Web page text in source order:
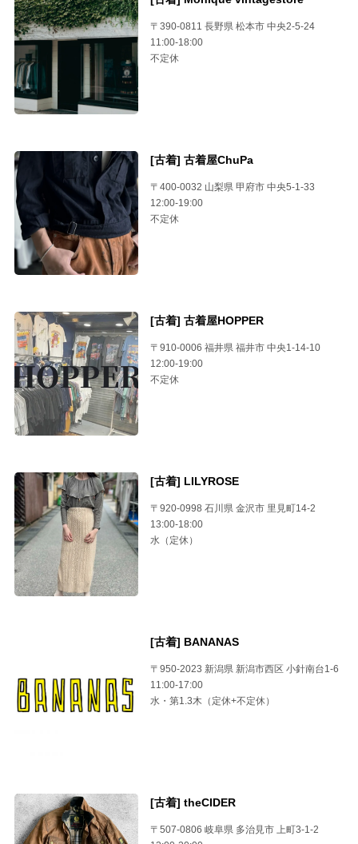
〒390-0811 長野県 松本市 中央2-5-24
11:00-18:00
不定休
[古着] 古着屋ChuPa
〒400-0032 山梨県 甲府市 中央5-1-33
12:00-19:00
不定休
[古着] 古着屋HOPPER
〒910-0006 福井県 福井市 中央1-14-10
12:00-19:00
不定休
[古着] LILYROSE
〒920-0998 石川県 金沢市 里見町14-2
13:00-18:00
水（定休）
[古着] BANANAS
〒950-2023 新潟県 新潟市西区 小針南台1-6
11:00-17:00
水・第1.3木（定休+不定休）
[古着] theCIDER
〒507-0806 岐阜県 多治見市 上町3-1-2